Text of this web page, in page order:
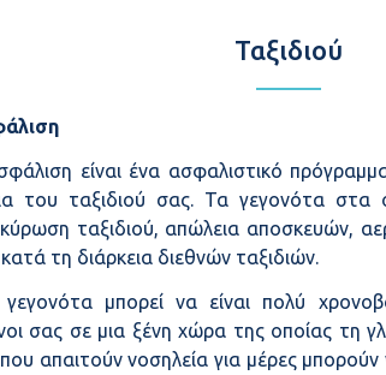
Ταξιδιού
είναι ένα ασφαλιστικό
του ταξιδιού σας. Τα γεγονότα στα
ταξιδιού, απώλεια αποσκευών,
τη διάρκεια διεθνών ταξιδιών.
μπορεί να είναι πολύ
σας σε μια ξένη χώρα της οποίας τη
απαιτούν νοσηλεία για μέρες